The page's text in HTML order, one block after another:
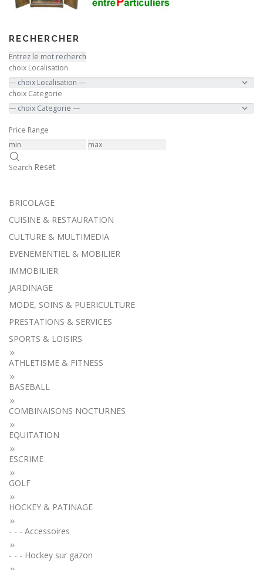
RECHERCHER
choix Localisation
choix Categorie
Price Range
Search Reset
BRICOLAGE
CUISINE & RESTAURATION
CULTURE & MULTIMEDIA
EVENEMENTIEL & MOBILIER
IMMOBILIER
JARDINAGE
MODE, SOINS & PUERICULTURE
PRESTATIONS & SERVICES
SPORTS & LOISIRS
ATHLETISME & FITNESS
BASEBALL
COMBINAISONS NOCTURNES
EQUITATION
ESCRIME
GOLF
HOCKEY & PATINAGE
- - - Accessoires
- - - Hockey sur gazon